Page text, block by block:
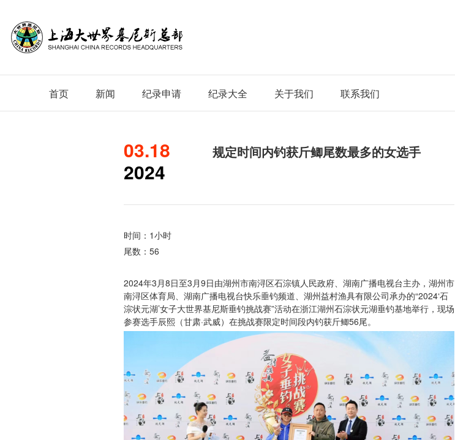
首页 新闻 纪录申请 纪录大全 关于我们 联系我们
03.18
2024
规定时间内钓获斤鲫尾数最多的女选手
时间：1小时
尾数：56
2024年3月8日至3月9日由湖州市南浔区石淙镇人民政府、湖南广播电视台主办，湖州市
南浔区体育局、湖南广播电视台快乐垂钓频道、湖州益村渔具有限公司承办的“2024‘石
淙状元湖’女子大世界基尼斯垂钓挑战赛”活动在浙江湖州石淙状元湖垂钓基地举行，现场
参赛选手辰熙（甘肃·武威）在挑战赛限定时间段内钓获斤鲫56尾。